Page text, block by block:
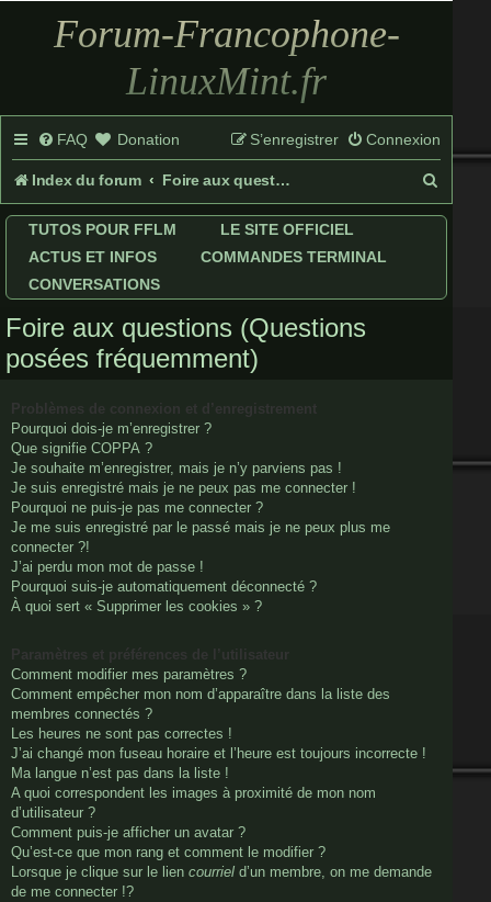
Forum-Francophone-
LinuxMint.fr
FAQ Donation Connexion
S’enregistrer
Index du forum Foire aux questions (Questions posées fréquemment)
e
TUTOS POUR FFLM
LE SITE OFFICIEL
ACTUS ET INFOS
COMMANDES TERMINAL
CONVERSATIONS
Foire aux questions (Questions
posées fréquemment)
Pourquoi dois-je m’enregistrer ?
Que signifie COPPA ?
Je souhaite m’enregistrer, mais je n’y parviens pas !
Je suis enregistré mais je ne peux pas me connecter !
Pourquoi ne puis-je pas me connecter ?
Je me suis enregistré par le passé mais je ne peux plus me
connecter ?!
J’ai perdu mon mot de passe !
Pourquoi suis-je automatiquement déconnecté ?
À quoi sert « Supprimer les cookies » ?
Comment modifier mes paramètres ?
Comment empêcher mon nom d’apparaître dans la liste des
membres connectés ?
Les heures ne sont pas correctes !
J’ai changé mon fuseau horaire et l’heure est toujours incorrecte !
Ma langue n’est pas dans la liste !
A quoi correspondent les images à proximité de mon nom
d’utilisateur ?
Comment puis-je afficher un avatar ?
Qu’est-ce que mon rang et comment le modifier ?
Lorsque je clique sur le lien courriel d’un membre, on me demande
de me connecter !?